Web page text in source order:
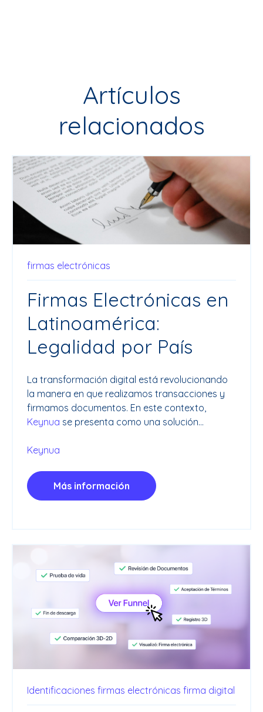
Artículos
relacionados
firmas electrónicas
Firmas Electrónicas en
Latinoamérica:
Legalidad por País
La transformación digital está revolucionando
la manera en que realizamos transacciones y
firmamos documentos. En este contexto,
Keynua se presenta como una solución...
Keynua
Más información
Identificaciones firmas electrónicas firma digital